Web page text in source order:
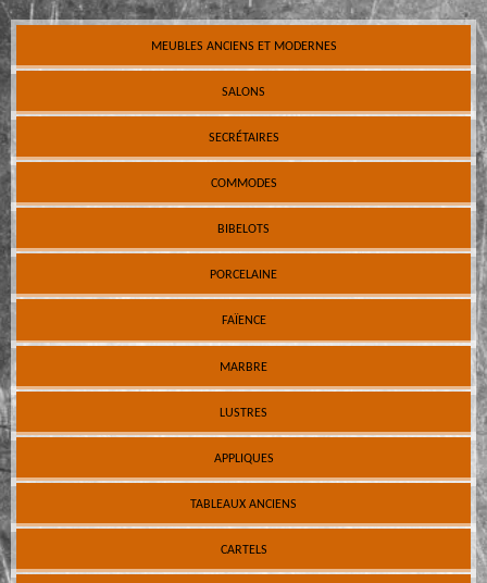
MEUBLES ANCIENS ET MODERNES
SALONS
SECRÉTAIRES
COMMODES
BIBELOTS
PORCELAINE
FAÏENCE
MARBRE
LUSTRES
APPLIQUES
TABLEAUX ANCIENS
CARTELS